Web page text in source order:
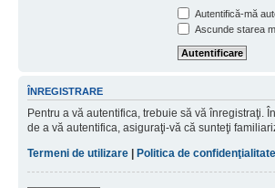
Autentifică-mă
Ascunde starea
ÎNREGISTRARE
Pentru a vă autentifica, trebuie să vă înregistraţi.
de a vă autentifica, asiguraţi-vă că sunteţi
Termeni de utilizare | Politica de confidenţialitate